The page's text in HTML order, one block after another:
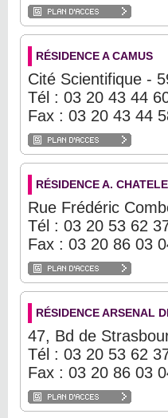
RÉSIDENCE A CAMUS
Cité Scientifique -
Tél : 03 20 43 44
Fax : 03 20 43 44
RÉSIDENCE A.
Rue Frédéric
Tél : 03 20 53 62
Fax : 03 20 86 03
RÉSIDENCE ARSENAL
47, Bd de
Tél : 03 20 53 62
Fax : 03 20 86 03